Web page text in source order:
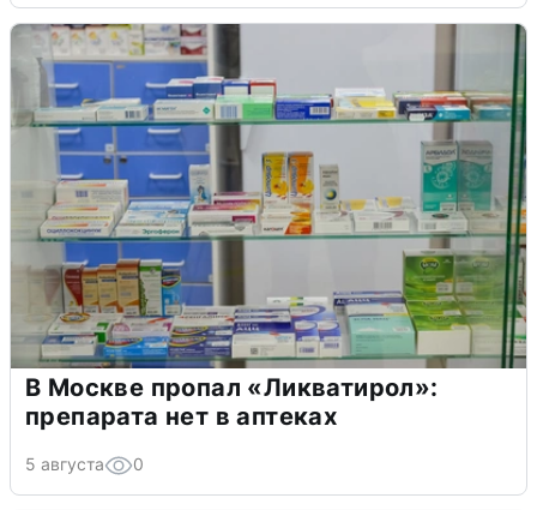
В Москве пропал «Ликватирол»:
препарата нет в аптеках
5 августа 0